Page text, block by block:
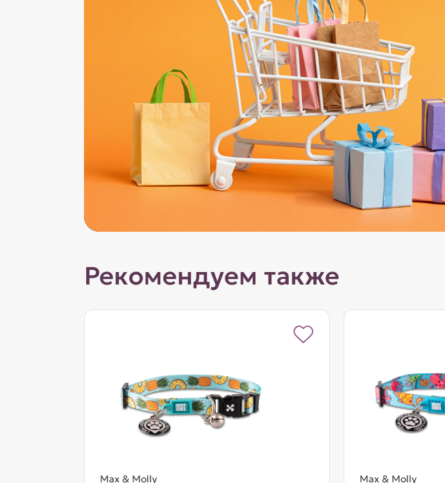
Рекомендуем также
Max & Molly Max & Molly